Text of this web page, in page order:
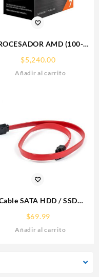
AMD (100-
S-AM4, 8 CORE 3.4
GHZ, 65W, S/GRAFICOS
$5,240.00
Añadir al carrito
SATA HDD / SSD
340700
$69.99
Añadir al carrito